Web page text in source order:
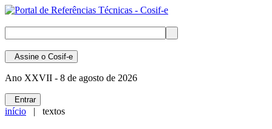
Assine o Cosif-e
Ano XXVII - 8 de agosto de 2026
Entrar
início | textos